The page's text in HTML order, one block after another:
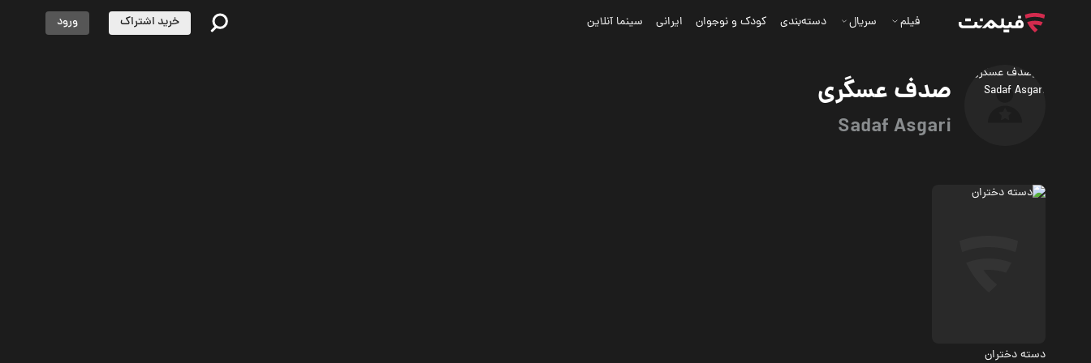
صدف عسگری
Sadaf Asgari
فیلم سریال دسته‌بندی کودک و نوجوان ایرانی سینما آنلاین خرید اشتراک ورود
دسته دختران